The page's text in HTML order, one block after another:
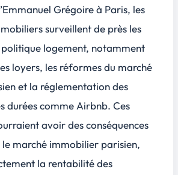
Grégoire à Paris, les
surveillent de près les
logement, notamment
loyers, les réformes du marché
et la réglementation des
durées comme Airbnb. Ces
avoir des conséquences
marché immobilier parisien,
la rentabilité des